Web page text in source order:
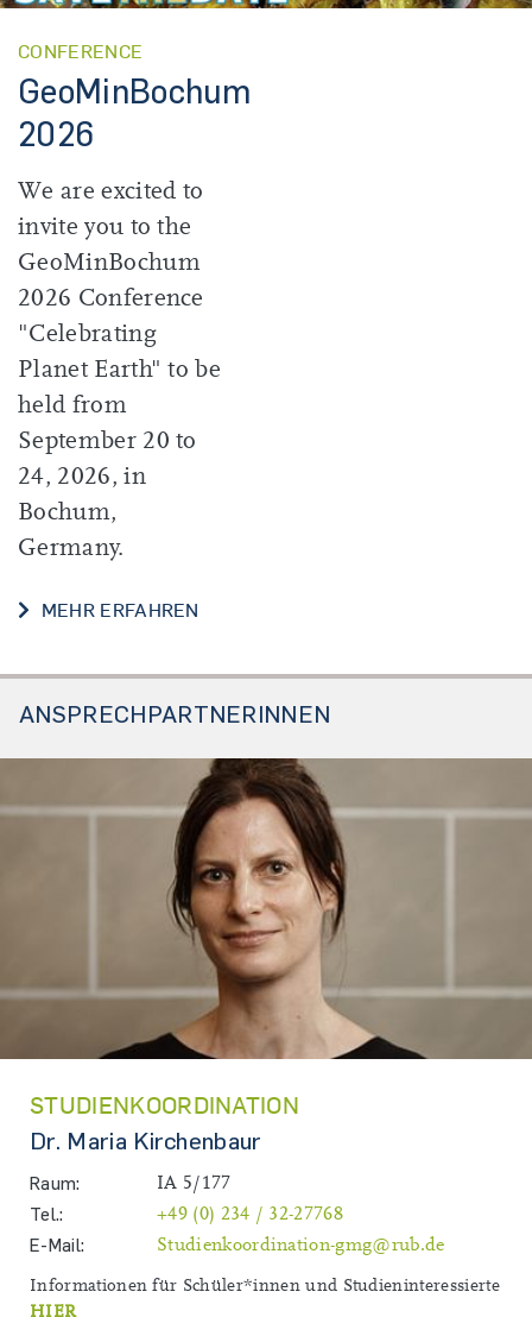
CONFERENCE
GeoMinBochum
2026
We are excited to
invite you to the
GeoMinBochum
2026 Conference
"Celebrating
Planet Earth" to be
held from
September 20 to
24, 2026, in
Bochum,
Germany.
MEHR ERFAHREN
ANSPRECHPARTNERINNEN
STUDIENKOORDINATION
Dr. Maria Kirchenbaur
Raum:
IA 5/177
Tel.:
+49 (0) 234 / 32-27768
E-Mail:
Studienkoordination-gmg@rub.de
Informationen für Schüler*innen und Studieninteressierte
HIER